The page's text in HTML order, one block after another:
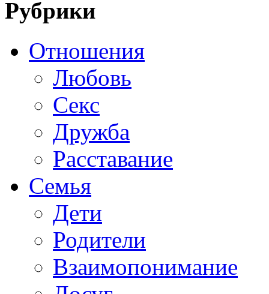
Рубрики
Отношения
Любовь
Секс
Дружба
Расставание
Семья
Дети
Родители
Взаимопонимание